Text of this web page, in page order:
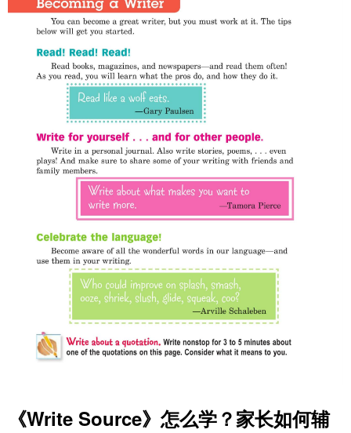
《Write Source》怎么学？家长如何辅